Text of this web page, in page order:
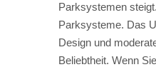
Parksystemen
Parksysteme. Das
Design und
Beliebtheit. Wenn